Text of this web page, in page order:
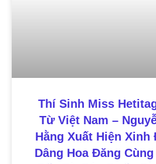
Thí Sinh Miss
Từ Việt Nam –
Hằng Xuất Hiện Xinh
Dâng Hoa Đăng